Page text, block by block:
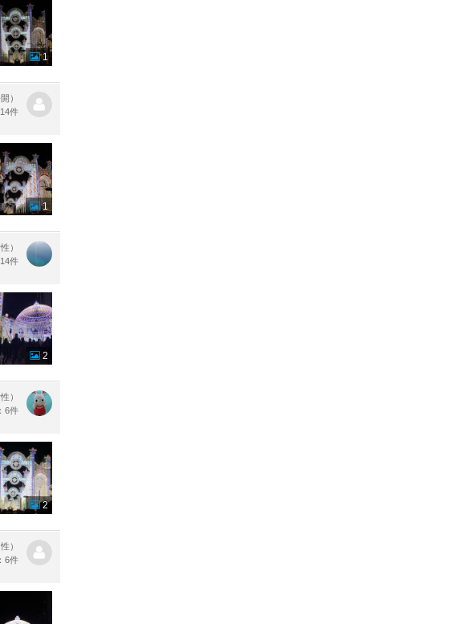
1
）
件
1
）
件
2
）
6件
2
）
6件